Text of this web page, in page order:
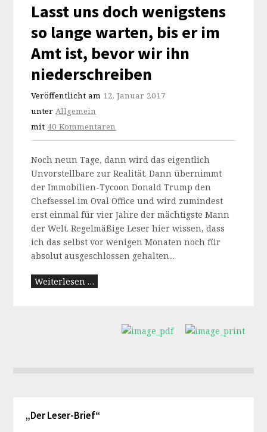
Lasst uns doch wenigstens
so lange warten, bis er im
Amt ist, bevor wir ihn
niederschreiben
Veröffentlicht am 12. Januar 2017
unterAllgemein
mit 40 Kommentaren
Noch neun Tage, dann wird das eigentlich
Unvorstellbare zur Realität. Dann übernimmt
der Immobilien-Tycoon Donald Trump den
Chefsessel im Oval Office und wird zumindest
erst einmal für vier Jahre der mächtigste Mann
der Welt. Regelmäßige Leser hier wissen, dass
ich das selbst vor wenigen Monaten noch für
absolut ausgeschlossen gehalten...
Weiterlesen …
„Der Leser-Brief“